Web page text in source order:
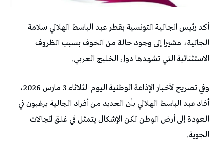
أكد رئيس الجالية التونسية بقطر عبد الباسط الهلالي سلامة
الجالية، مشيرا إلى وجود حالة من الخوف بسبب الظروف
الاستثنائية التي تشهدها دول الخليج العربي.
وفي تصريح لأخبار الإذاعة الوطنية اليوم الثلاثاء 3 مارس 2026،
أفاد عبد الباسط الهلالي بأن العديد من أفراد الجالية يرغبون في
العودة إلى أرض الوطن لكن الإشكال يتمثل في غلق المجالات
الجوية.